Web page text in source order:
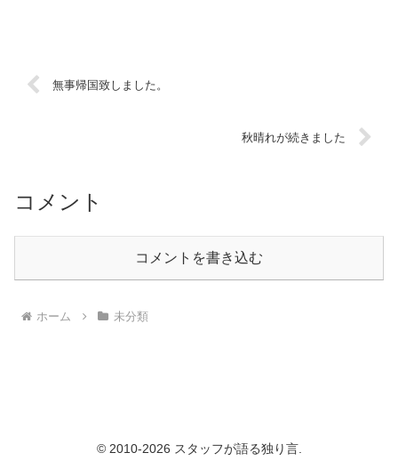
無事帰国致しました。
秋晴れが続きました
コメント
コメントを書き込む
ホーム 未分類
© 2010-2026 スタッフが語る独り言.